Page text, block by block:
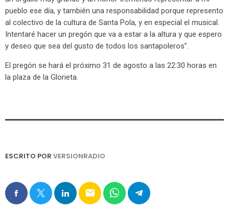
pueblo ese día, y también una responsabilidad porque represento
al colectivo de la cultura de Santa Pola, y en especial el musical.
Intentaré hacer un pregón que va a estar a la altura y que espero
y deseo que sea del gusto de todos los santapoleros”.
El pregón se hará el próximo 31 de agosto a las 22:30 horas en
la plaza de la Glorieta.
ESCRITO POR VERSIONRADIO
email